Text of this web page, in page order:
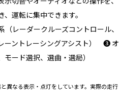
運転に集中できます。
レーダークルーズコントロール、
ーントレーシングアシスト） ❸ オ
ード選択、選曲・選局）
異なる表示・点灯をしています。実際の走行